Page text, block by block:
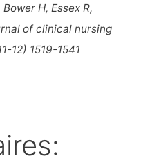
H, Essex R,
of clinical nursing
12) 1519-1541